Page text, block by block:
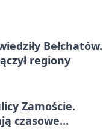
Bełchatów.
regiony
Zamoście.
czasowe